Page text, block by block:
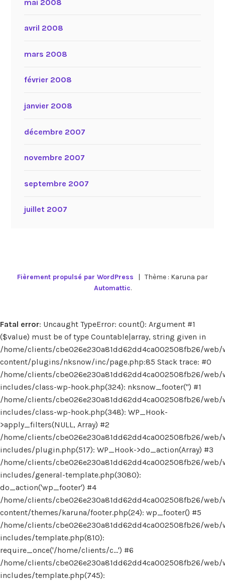
mai 2008
avril 2008
mars 2008
février 2008
janvier 2008
décembre 2007
novembre 2007
septembre 2007
juillet 2007
Fièrement propulsé par WordPress | Thème : Karuna par
Automattic.
Fatal error: Uncaught TypeError: count(): Argument #1
($value) must be of type Countable|array, string given in
/home/clients/cbe026e230a81dd62dd4ca002508fb26/web/
content/plugins/nksnow/inc/page.php:85 Stack trace: #0
/home/clients/cbe026e230a81dd62dd4ca002508fb26/web/
includes/class-wp-hook.php(324): nksnow_footer('') #1
/home/clients/cbe026e230a81dd62dd4ca002508fb26/web/
includes/class-wp-hook.php(348): WP_Hook-
>apply_filters(NULL, Array) #2
/home/clients/cbe026e230a81dd62dd4ca002508fb26/web/
includes/plugin.php(517): WP_Hook->do_action(Array) #3
/home/clients/cbe026e230a81dd62dd4ca002508fb26/web/
includes/general-template.php(3080):
do_action('wp_footer') #4
/home/clients/cbe026e230a81dd62dd4ca002508fb26/web/
content/themes/karuna/footer.php(24): wp_footer() #5
/home/clients/cbe026e230a81dd62dd4ca002508fb26/web/
includes/template.php(810):
require_once('/home/clients/c...') #6
/home/clients/cbe026e230a81dd62dd4ca002508fb26/web/
includes/template.php(745):